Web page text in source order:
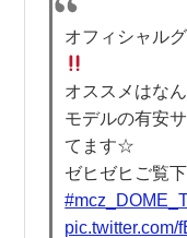
オフィシャル
オススメはな
モデルの有安
てます☆
ゼヒゼヒご覧
pic.twitter.com/